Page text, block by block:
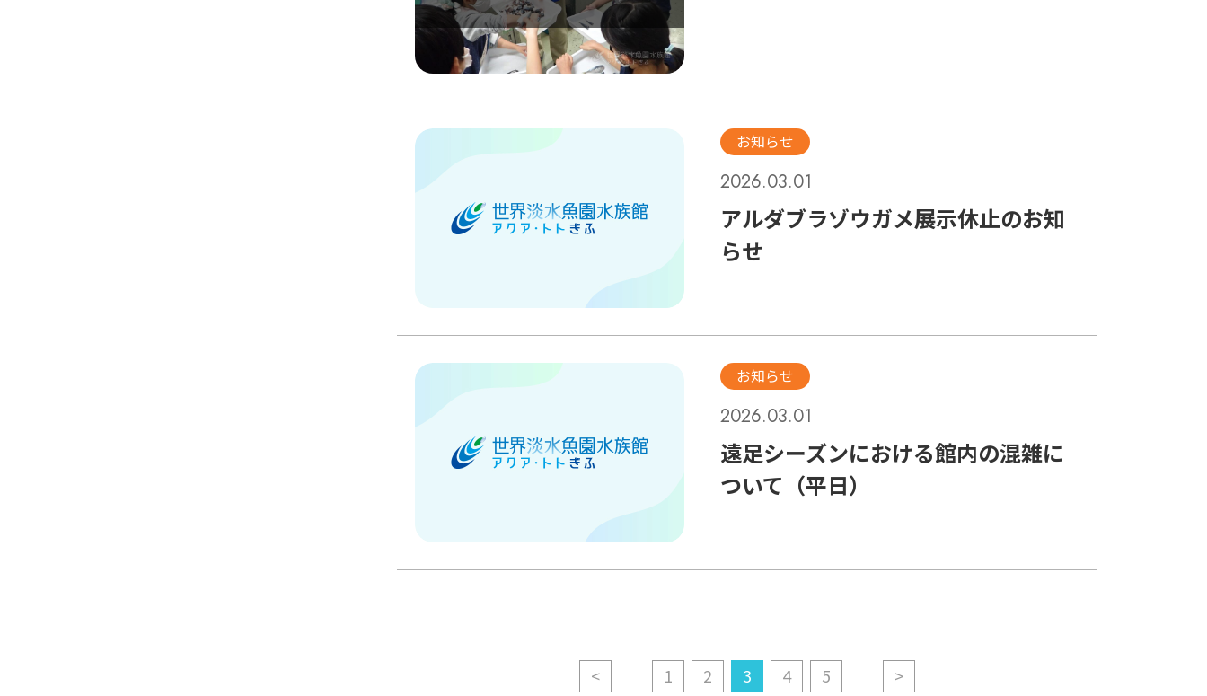
お知らせ
2026.03.01
アルダブラゾウガメ展示休止のお知
らせ
お知らせ
2026.03.01
遠足シーズンにおける館内の混雑に
ついて（平日）
< 1 2 3 4 5 >